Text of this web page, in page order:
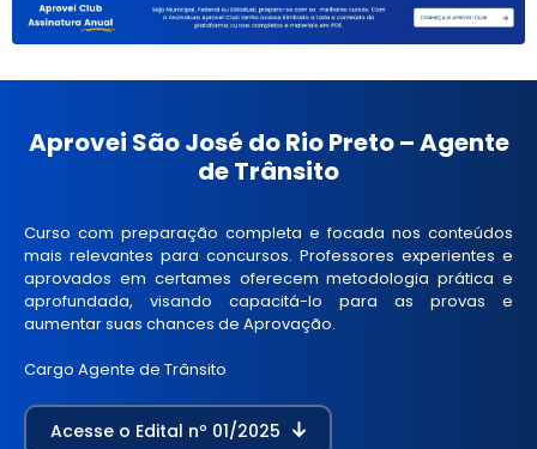
Aprovei São José do Rio Preto – Agente
de Trânsito
Curso com preparação completa e focada nos conteúdos
mais relevantes para concursos. Professores experientes e
aprovados em certames oferecem metodologia prática e
aprofundada, visando capacitá-lo para as provas e
aumentar suas chances de Aprovação.
Cargo Agente de Trânsito
Acesse o Edital nº 01/2025